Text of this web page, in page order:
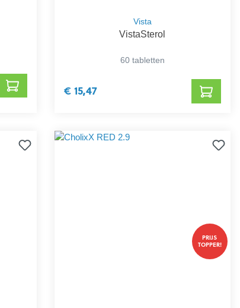
Vista
VistaSterol
60 tabletten
€ 15,47
PRIJS
TOPPER!